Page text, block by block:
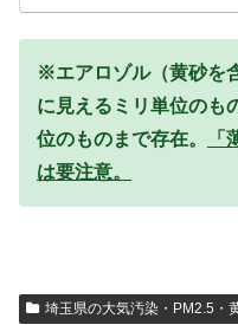
※エアロゾル（黄砂を
に見えるミリ単位のも
位のものまで存在。
は要注意。
埼玉県の大気汚染・PM2.5・